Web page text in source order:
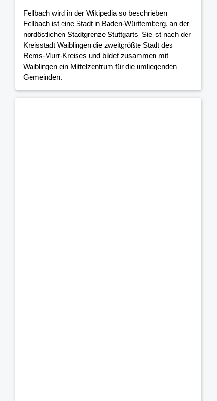
Fellbach wird in der Wikipedia so beschrieben
Fellbach ist eine Stadt in Baden-Württemberg, an der
nordöstlichen Stadtgrenze Stuttgarts. Sie ist nach der
Kreisstadt Waiblingen die zweitgrößte Stadt des
Rems-Murr-Kreises und bildet zusammen mit
Waiblingen ein Mittelzentrum für die umliegenden
Gemeinden.